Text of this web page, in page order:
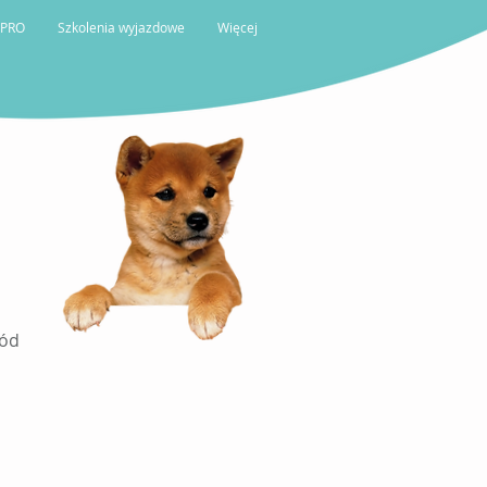
Szkolenia wyjazdowe Więcej